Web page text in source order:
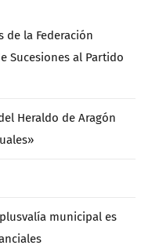
de la Federación
Sucesiones al Partido
Heraldo de Aragón
municipal es